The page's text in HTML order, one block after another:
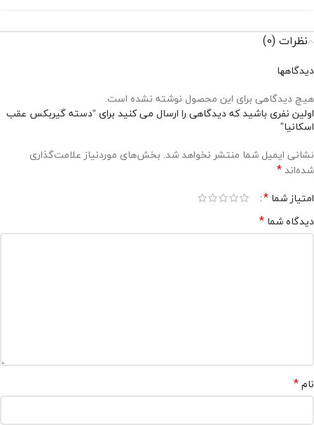
نظرات (0)
دیدگاهها
هیچ دیدگاهی برای این محصول نوشته نشده است.
اولین نفری باشید که دیدگاهی را ارسال می کنید برای “دسته گیربکس عقب
اسکانیا”
نشانی ایمیل شما منتشر نخواهد شد. بخش‌های موردنیاز علامت‌گذاری
شده‌اند*
امتیاز شما *
دیدگاه شما *
نام*